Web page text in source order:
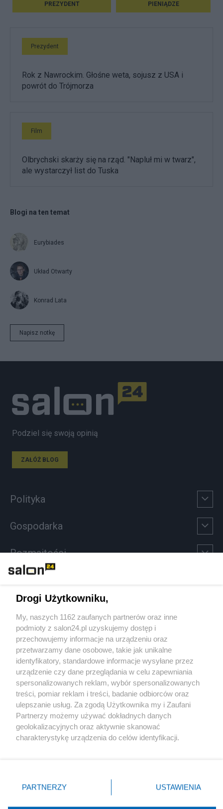
PREZYDENT PIENIĄDZE
Prezydent
Rok z Nawrockim. Głośne weta, sojusz z USA i
powrót do Trójmorza
Film
Olbrychski skarży się na rząd. "Napluł mi w twarz",
ale wystarczył list do Tuska
Blogi na ten temat
Eurybiades
Układ Otwarty
Konrad Lata
Napisz notkę
Podziel się swoją opinią
ZAŁÓŻ BLOG
Polityka
Gospodarka
Rozmaitości
Sport
Społeczeństwo
Kultura
X Facebook Instagram Youtube
Drogi Użytkowniku,
My, naszych 1162 zaufanych partnerów oraz inne
podmioty z salon24.pl uzyskujemy dostęp i
przechowujemy informacje na urządzeniu oraz
przetwarzamy dane osobowe, takie jak unikalne
identyfikatory, standardowe informacje wysyłane przez
urządzenie czy dane przeglądania w celu zapewniania
spersonalizowanych reklam, wybór spersonalizowanych
treści, pomiar reklam i treści, badanie odbiorców oraz
ulepszanie usług. Za zgodą Użytkownika my i Zaufani
Partnerzy możemy używać dokładnych danych
geolokalizacyjnych oraz aktywnie skanować
charakterystykę urządzenia do celów identyfikacji.
zmienić/wycofać klikając przycisk ustawień prywatności
znajdujący się w lewym dolnym rogu strony
rodzaje przetwarzania danych nie wymagają zgody
PARTNERZY USTAWIENIA